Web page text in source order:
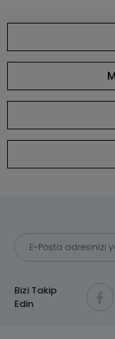
Bizi Takip
Edin